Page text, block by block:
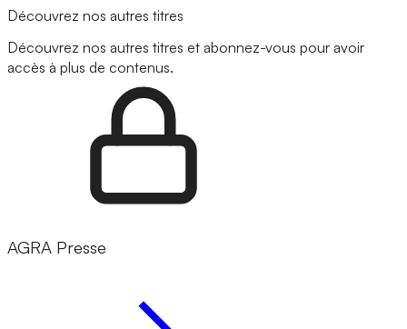
Découvrez nos autres titres
Découvrez nos autres titres et abonnez-vous pour avoir
accès à plus de contenus.
AGRA Presse